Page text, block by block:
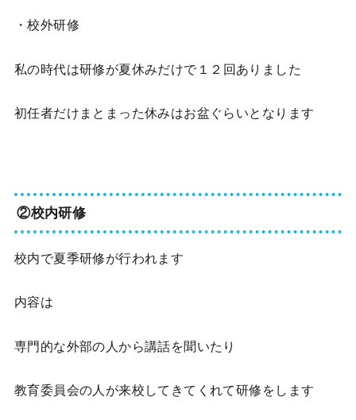
・校外研修
私の時代は研修が夏休みだけで １２回ありました
初任者だけまとまった休みはお盆ぐらいとなります
②校内研修
校内で夏季研修が行われます
内容は
専門的な外部の人から講話を聞いたり
教育委員会の人が来校してきてくれて研修をします